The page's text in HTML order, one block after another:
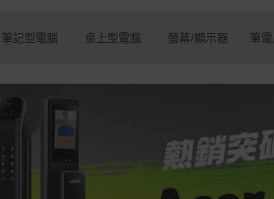
筆記型電腦 桌上型電腦 螢幕/顯示器 筆